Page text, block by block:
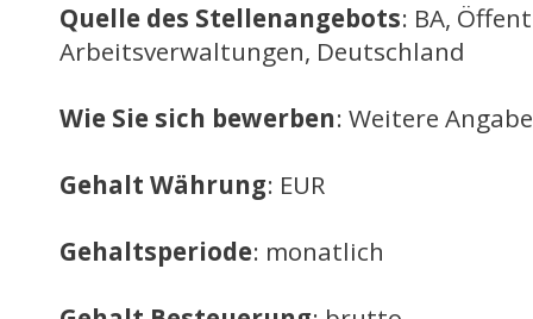
Quelle des Stellenangebots: BA,
Arbeitsverwaltungen, Deutschland
Wie Sie sich bewerben: Weitere
Gehalt Währung: EUR
Gehaltsperiode: monatlich